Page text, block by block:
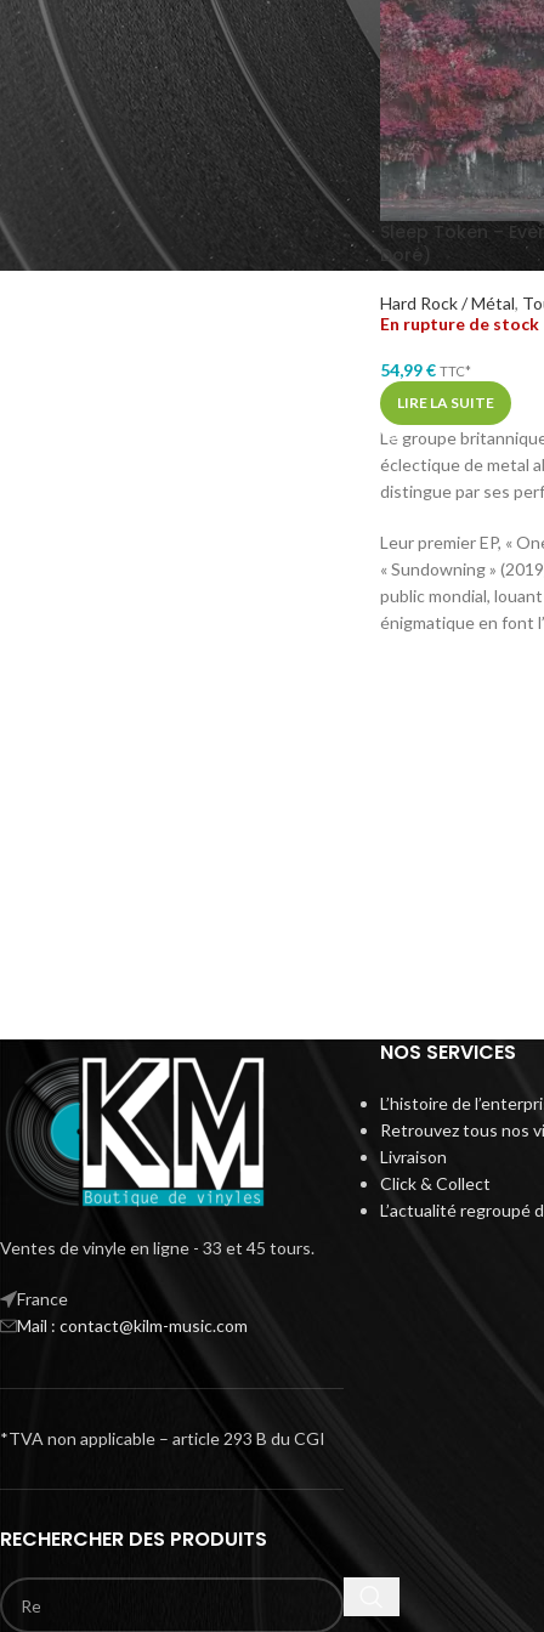
GENRES MUSICAUX
Deathcore 2
Métal Alternatif 2
Métal Progressif
Sleep Token –
Doré)
Hard Rock / Métal,
En rupture de stock
54,99€ TTC*
LIRE LA SUITE
Le groupe
éclectique de metal
distingue par ses
Leur premier EP, «
« Sundowning »
public mondial,
énigmatique en font
Ventes de vinyle en ligne - 33 et 45 tours.
France
Mail : contact@kilm-music.com
*TVA non applicable – article 293 B du CGI
RECHERCHER DES PRODUITS
NOS SERVICES
L’histoire de
Retrouvez tous nos
Livraison
Click & Collect
L’actualité regroupé